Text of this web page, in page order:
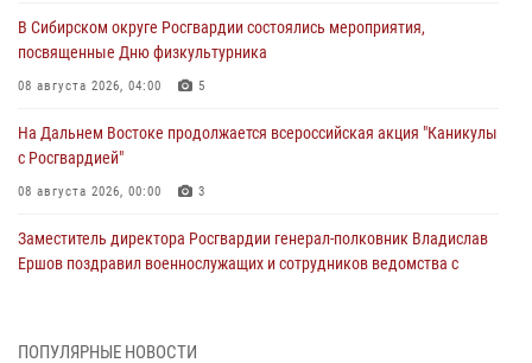
В Сибирском округе Росгвардии состоялись мероприятия,
посвященные Дню физкультурника
08 августа 2026, 04:00 5
На Дальнем Востоке продолжается всероссийская акция "Каникулы
с Росгвардией"
08 августа 2026, 00:00 3
Заместитель директора Росгвардии генерал-полковник Владислав
Ершов поздравил военнослужащих и сотрудников ведомства с
ПОПУЛЯРНЫЕ НОВОСТИ